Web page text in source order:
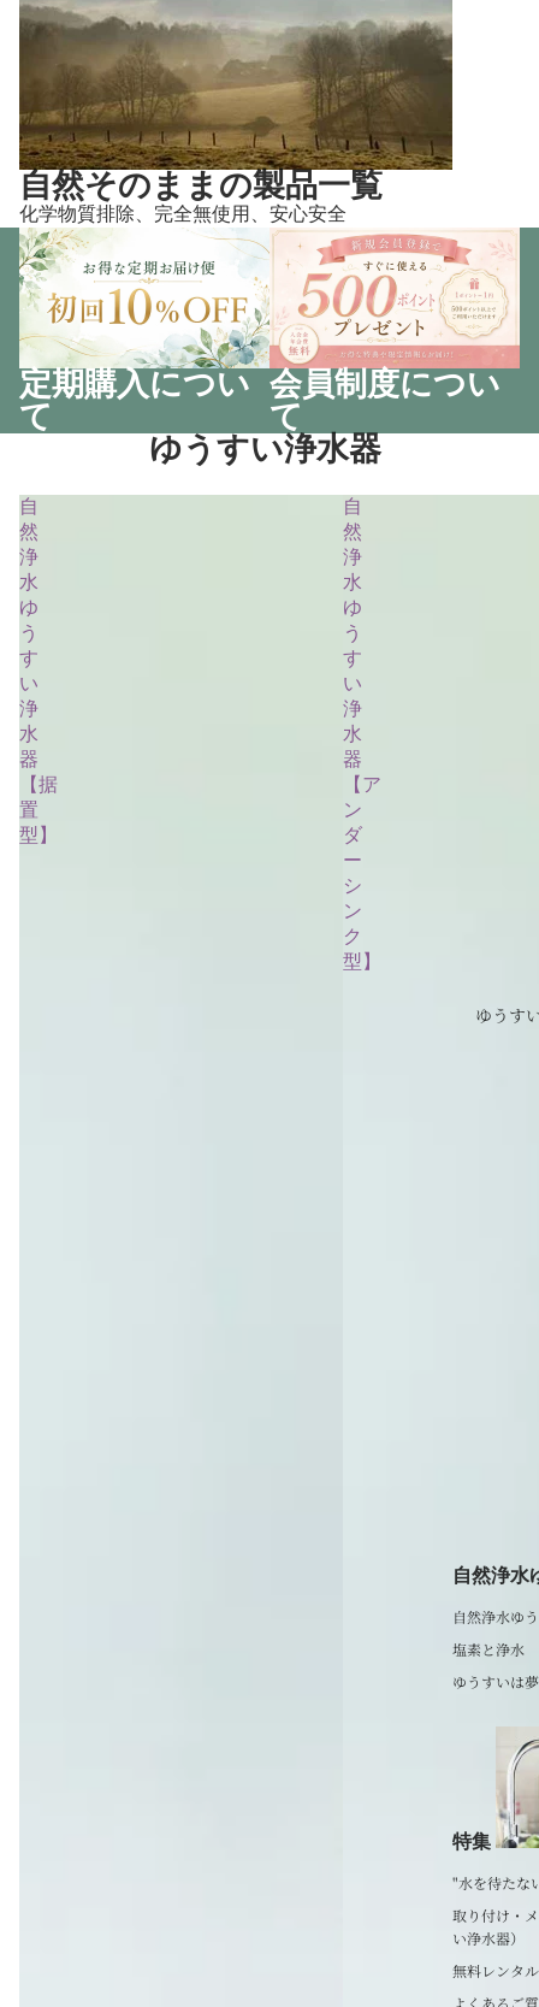
ゆうす
自然浄水
自然浄水ゆ
塩素と浄水
ゆうすいは
特集
"水を待たな
取り付け・
い浄水器）
無料レンタ
自然そのままの製品一覧
化学物質排除、完全無使用、安心安全
定期購入につい
て
会員制度につい
て
ゆうすい浄水器
自
然
浄
水
ゆ
う
す
い
浄
水
器
【据
置
型】
自
然
浄
水
ゆ
う
す
い
浄
水
器
【ア
ン
ダ
ー
シ
ン
ク
型】